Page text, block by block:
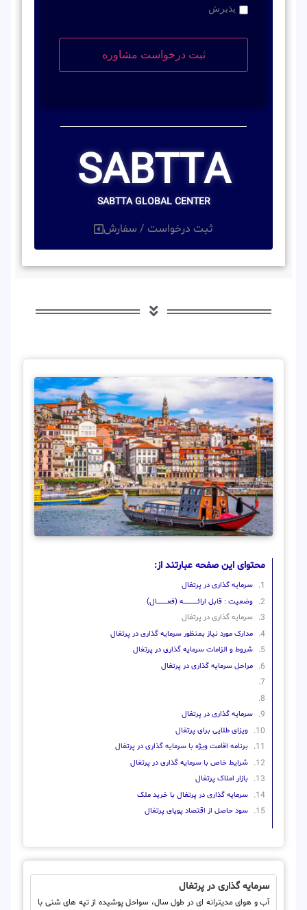
پذیرش
SABTTA
SABTTA GLOBAL CENTER
ثبت درخواست / سفارش
محتوای این صفحه عبارتند از:
سرمایه گذاری در پرتغال
وضعیت : قابل ارائــــــــــــــــــــه (فعـــــــــــــــال)
سرمایه گذاری در پرتغال
مدارک مورد نیاز بمنظور سرمایه گذاری در پرتغال
شروط و الزامات سرمایه گذاری در پرتغال
مراحل سرمایه گذاری در پرتغال
سرمایه گذاری در پرتغال
ویزای طلایی برای پرتغال
برنامه اقامت ویژه با سرمایه گذاری در پرتغال
شرایط خاص با سرمایه گذاری در پرتغال
بازار املاک پرتغال
سرمایه گذاری در پرتغال با خرید ملک
سود حاصل از اقتصاد پویای پرتغال
سرمایه گذاری در پرتغال
آب و هوای مدیترانه ای در طول سال، سواحل پوشیده از تپه های شنی با